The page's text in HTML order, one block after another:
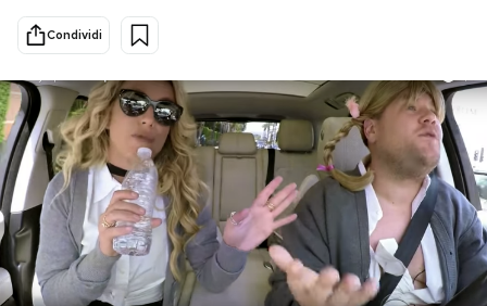
Scienza
Economia
Sport
Altrecose
Mondiali calcio 2026
PODCAST
NEWSLETTER
Condividi